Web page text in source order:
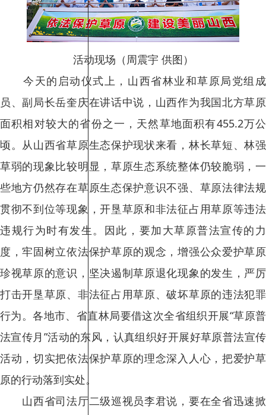
活动现场（周震宇 供图）
今天的启动仪式上，山西省林业和草原局党组成
员、副局长岳奎庆在讲话中说，山西作为我国北方草原
面积相对较大的省份之一，天然草地面积有455.2万公
顷。从山西省草原生态保护现状来看，林长草短、林强
草弱的现象比较明显，草原生态系统整体仍较脆弱，一
些地方仍然存在草原生态保护意识不强、草原法律法规
贯彻不到位等现象，开垦草原和非法征占用草原等违法
违规行为时有发生。因此，要加大草原普法宣传的力
度，牢固树立依法保护草原的观念，增强公众爱护草原
珍视草原的意识，坚决遏制草原退化现象的发生，严厉
打击开垦草原、非法征占用草原、破坏草原的违法犯罪
行为。各地市、省直林局要借这次全省组织开展“草原普
法宣传月”活动的东风，认真组织好开展好草原普法宣传
活动，切实把依法保护草原的理念深入人心，把爱护草
原的行动落到实处。
山西省司法厅二级巡视员李君说，要在全省迅速掀